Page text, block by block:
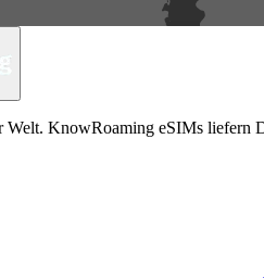
Welt. KnowRoaming eSIMs liefern